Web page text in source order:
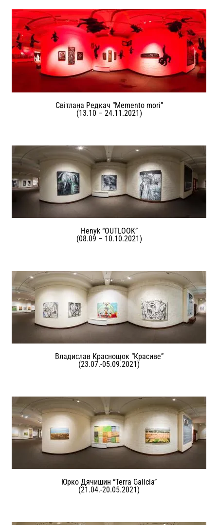
Світлана Редкач “Memento mori”
(13.10 – 24.11.2021)
Henyk “OUTLOOK”
(08.09 – 10.10.2021)
Владислав Краснощок “Красиве”
(23.07.-05.09.2021)
Юрко Дячишин “Terra Galicia”
(21.04.-20.05.2021)